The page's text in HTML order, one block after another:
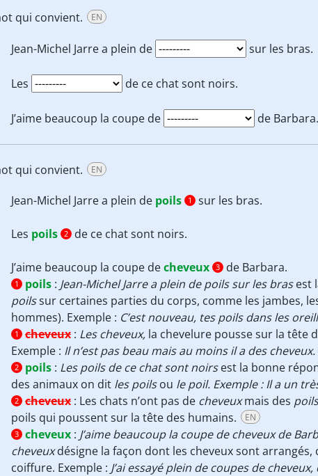
qui convient. EN
Jean-Michel Jarre a plein de sur les bras.
Les de ce chat sont noirs.
J’aime beaucoup la coupe de de Barbara.
qui convient. EN
Jean-Michel Jarre a plein de poils 1 sur les bras.
Les poils 2 de ce chat sont noirs.
J’aime beaucoup la coupe decheveux 3 de Barbara.
1 poils : Jean-Michel Jarre a plein de poils sur les brasest
poilssur certaines parties du corps, comme les jambes,
hommes). Exemple : C’est nouveau, tes poils dans les
1 cheveux : Les cheveux, la chevelure pousse sur la tête
Exemple : Il n’est pas beau mais au moins il a des cheveux.
2 poils : Les poils de ce chat sont noirsest la bonne
des animaux on dit les poilsou le poil. Exemple : Il a un
2 cheveux : Les chats n’ont pas de cheveuxmais des poils
poils qui poussent sur la tête des humains.
EN
3 cheveux : J’aime beaucoup la coupe de cheveux de
cheveuxdésigne la façon dont les cheveux sont arrangés,
coiffure. Exemple : J’ai essayé plein de coupes de